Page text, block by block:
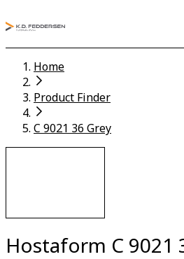
Home
Product Finder
C 9021 36 Grey
Hostaform C 9021